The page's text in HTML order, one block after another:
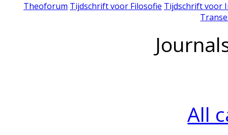
Theoforum Tijdschrift voor Filosofie Tijdschrift voor
All